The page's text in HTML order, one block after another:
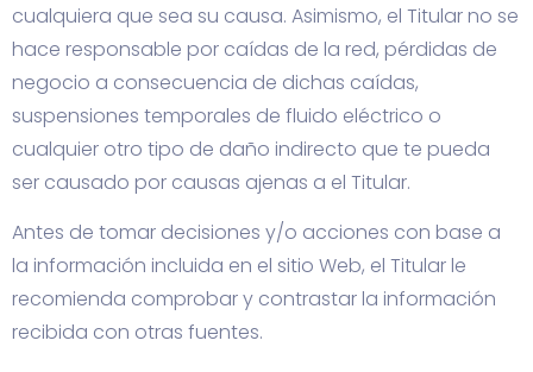
cualquiera que sea su causa. Asimismo, el Titular no se
hace responsable por caídas de la red, pérdidas de
negocio a consecuencia de dichas caídas,
suspensiones temporales de fluido eléctrico o
cualquier otro tipo de daño indirecto que te pueda
ser causado por causas ajenas a el Titular.
Antes de tomar decisiones y/o acciones con base a
la información incluida en el sitio Web, el Titular le
recomienda comprobar y contrastar la información
recibida con otras fuentes.